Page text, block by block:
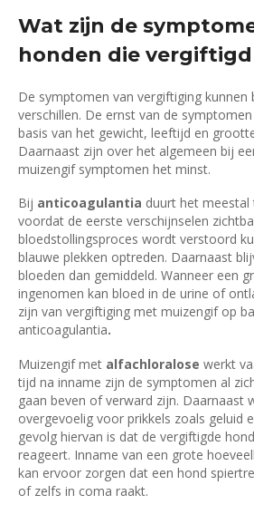
Wat zijn de
honden die vergiftigd
De symptomen van vergiftiging
verschillen. De ernst van de
basis van het gewicht, leeftijd en
Daarnaast zijn over het algemeen bij
muizengif symptomen het minst.
Bij anticoagulantia duurt het
voordat de eerste verschijnselen
bloedstollingsproces wordt verstoord
blauwe plekken optreden. Daarnaast
bloeden dan gemiddeld. Wanneer een
ingenomen kan bloed in de urine of
zijn van vergiftiging met muizengif op
anticoagulantia.
Muizengif met alfachloralose werkt
tijd na inname zijn de symptomen al
gaan beven of verward zijn. Daarnaast
overgevoelig voor prikkels zoals geluid
gevolg hiervan is dat de vergiftigde
reageert. Inname van een grote
kan ervoor zorgen dat een hond
of zelfs in coma raakt.